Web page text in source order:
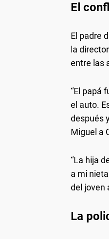
El
El padre
la
entre las
“El papá
el auto.
después
Miguel a
“La hija
a mi
del joven
La